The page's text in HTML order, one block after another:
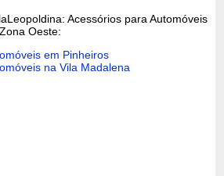
Acessórios para Automóveis
Oeste:
em Pinheiros
na Vila Madalena